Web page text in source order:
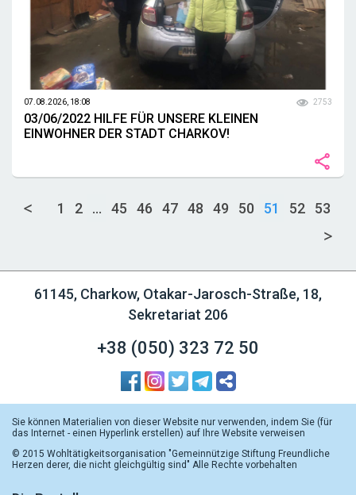
07.08.2026, 18:08 2753
03/06/2022 HILFE FÜR UNSERE KLEINEN
EINWOHNER DER STADT CHARKOV!
1 2 ... 45 46 47 48 49 50 51 52 53
61145, Charkow, Otakar-Jarosch-Straße, 18,
Sekretariat 206
+38 (050) 323 72 50
Sie können Materialien von dieser Website nur verwenden, indem Sie (für
das Internet - einen Hyperlink erstellen) auf Ihre Website verweisen
© 2015 Wohltätigkeitsorganisation "Gemeinnützige Stiftung Freundliche
Herzen derer, die nicht gleichgültig sind" Alle Rechte vorbehalten